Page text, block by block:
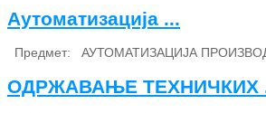
Аутоматизација ...
Предмет: АУТОМАТИЗАЦИЈА
ОДРЖАВАЊЕ ТЕХНИЧКИХ